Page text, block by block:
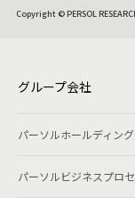
Copyright © PERSOL
グループ会社
パーソルホールディン
パーソルビジネスプロ